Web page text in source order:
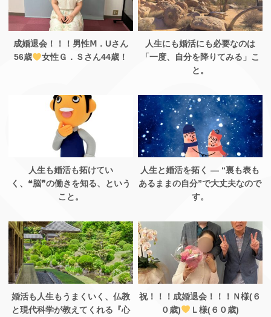
成婚退会！！！男性Ⅿ．Uさん
56歳
女性Ｇ．Ｓさん44歳！
人生にも婚活にも必要なのは
「一度、自分を降りてみる」こ
と。
人生も婚活も拓けてい
く、❝脳❞の働きを知る、という
こと。
人生と婚活を拓く — “裏も表も
あるままの自分”で大丈夫なので
す。
婚活も人生もうまくいく、仏教
と現代科学が教えてくれる『心
祝！！！成婚退会！！！Ｎ様(６
０歳)
Ｌ様(６０歳)